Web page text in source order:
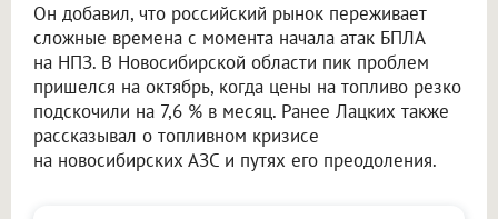
Он добавил, что российский рынок переживает
сложные времена с момента начала атак БПЛА
на НПЗ. В Новосибирской области пик проблем
пришелся на октябрь, когда цены на топливо резко
подскочили на 7,6 % в месяц. Ранее Лацких также
рассказывал о топливном кризисе
на новосибирских АЗС и путях его преодоления.